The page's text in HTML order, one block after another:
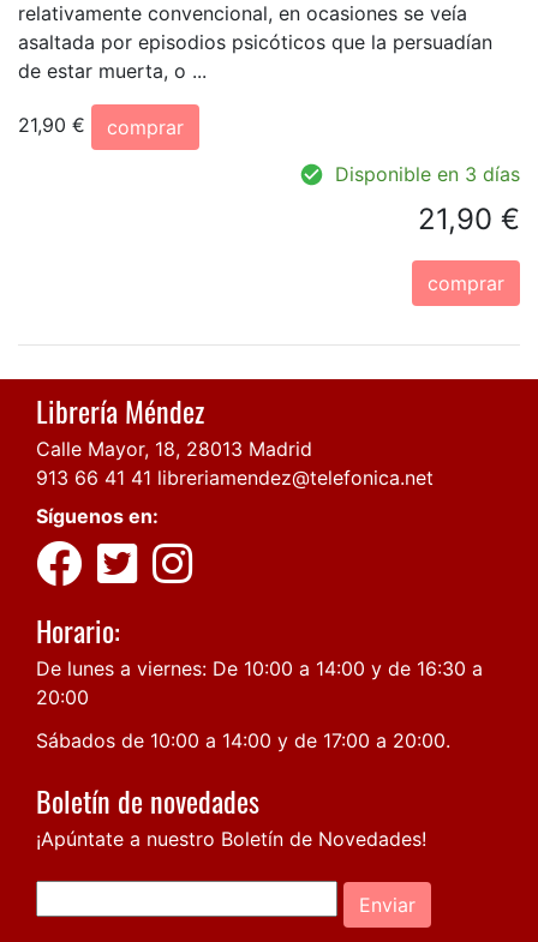
relativamente convencional, en ocasiones se veía
asaltada por episodios psicóticos que la persuadían
de estar muerta, o ...
21,90 €
comprar
Disponible en 3 días
21,90 €
comprar
Librería Méndez
Calle Mayor, 18, 28013 Madrid
913 66 41 41 libreriamendez@telefonica.net
Síguenos en:
Horario:
De lunes a viernes: De 10:00 a 14:00 y de 16:30 a
20:00
Sábados de 10:00 a 14:00 y de 17:00 a 20:00.
Boletín de novedades
¡Apúntate a nuestro Boletín de Novedades!
Enviar